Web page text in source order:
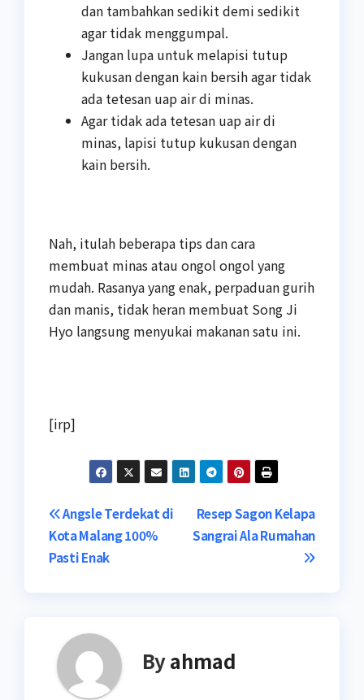
dan tambahkan sedikit demi sedikit
agar tidak menggumpal.
Jangan lupa untuk melapisi tutup
kukusan dengan kain bersih agar tidak
ada tetesan uap air di minas.
Agar tidak ada tetesan uap air di
minas, lapisi tutup kukusan dengan
kain bersih.
Nah, itulah beberapa tips dan cara
membuat minas atau ongol ongol yang
mudah. Rasanya yang enak, perpaduan gurih
dan manis, tidak heran membuat Song Ji
Hyo langsung menyukai makanan satu ini.
[irp]
Navigasi
pos
Resep Sagon Kelapa
Sangrai Ala Rumahan
Angsle Terdekat di
Kota Malang 100%
Pasti Enak
Byahmad